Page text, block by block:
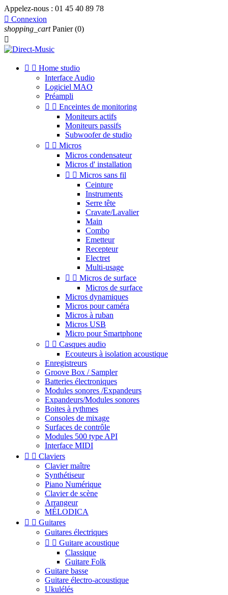
Appelez-nous : 01 45 40 89 78
 Connexion
shopping_cart Panier (0)

  Home studio
Interface Audio
Logiciel MAO
Préampli
  Enceintes de monitoring
Moniteurs actifs
Moniteurs passifs
Subwoofer de studio
  Micros
Micros condensateur
Micros d' installation
  Micros sans fil
Ceinture
Instruments
Serre tête
Cravate/Lavalier
Main
Combo
Emetteur
Recepteur
Electret
Multi-usage
  Micros de surface
Micros de surface
Micros dynamiques
Micros pour caméra
Micros à ruban
Micros USB
Micro pour Smartphone
  Casques audio
Ecouteurs à isolation acoustique
Enregistreurs
Groove Box / Sampler
Batteries électroniques
Modules sonores /Expandeurs
Expandeurs/Modules sonores
Boites à rythmes
Consoles de mixage
Surfaces de contrôle
Modules 500 type API
Interface MIDI
  Claviers
Clavier maître
Synthétiseur
Piano Numérique
Clavier de scène
Arrangeur
MÉLODICA
  Guitares
Guitares électriques
  Guitare acoustique
Classique
Guitare Folk
Guitare basse
Guitare électro-acoustique
Ukulélés